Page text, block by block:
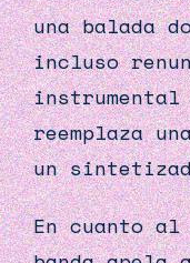
una balada
incluso
instrumental
reemplaza
un
En cuanto al